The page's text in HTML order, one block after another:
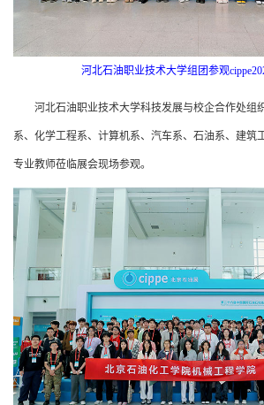
河北石油职业技术大学组团参观
河北石油职业技术大学科技发展与校企合作处组
系、化学工程系、计算机系、汽车系、石油系、建筑
专业教师莅临展会现场参观。